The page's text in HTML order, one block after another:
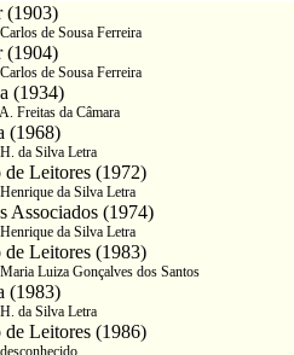
(1903)
Carlos de Sousa Ferreira
(1904)
Carlos de Sousa Ferreira
(1934)
A. Freitas da Câmara
(1968)
H. da Silva Letra
Leitores(1972)
Henrique da Silva Letra
Associados(1974)
Henrique da Silva Letra
Leitores(1983)
Maria Luiza Gonçalves dos Santos
(1983)
H. da Silva Letra
Leitores(1986)